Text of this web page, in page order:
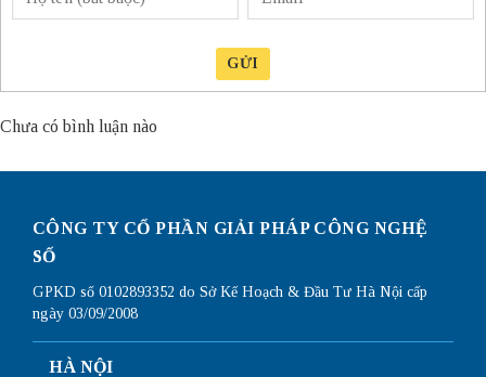
GỬI
Chưa có bình luận nào
CÔNG TY CỔ PHẦN GIẢI PHÁP CÔNG NGHỆ
SỐ
GPKD số 0102893352 do Sở Kế Hoạch & Đầu Tư Hà Nội cấp
ngày 03/09/2008
HÀ NỘI